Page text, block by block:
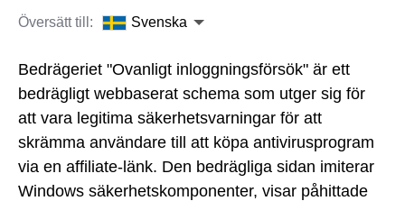
Översätt till:
Svenska
Bedrägeriet "Ovanligt inloggningsförsök" är ett
bedrägligt webbaserat schema som utger sig för
att vara legitima säkerhetsvarningar för att
skrämma användare till att köpa antivirusprogram
via en affiliate-länk. Den bedrägliga sidan imiterar
Windows säkerhetskomponenter, visar påhittade